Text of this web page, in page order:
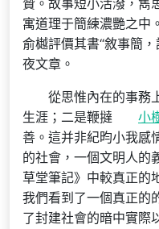
贊。故事短小活潑，雋
寓道理于簡練濃艷之中
俞樾評價其書“敘事簡
夜文章。
從思惟內在的事務
生涯；二是鞭撻
小
善。這并非紀昀小我感
的社會，一個文明人的
草堂筆記》中較真正的
我們看到了一個真正的
了封建社會的暗中實際